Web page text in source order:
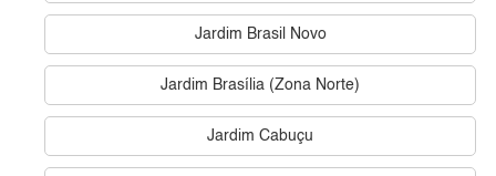
Jardim Brasil Novo
Jardim Brasília (Zona Norte)
Jardim Cabuçu